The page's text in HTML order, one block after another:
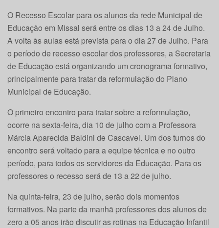
O Recesso Escolar para os alunos da rede Municipal de
Educação em Missal será entre os dias 13 a 24 de Julho.
A volta às aulas está prevista para o dia 27 de Julho. Para
o período de recesso escolar dos professores, a Secretaria
de Educação está organizando um cronograma formativo,
principalmente para tratar da reformulação do Plano
Municipal de Educação.
O primeiro encontro para tratar sobre a reformulação,
ocorre na sexta-feira, dia 10 de julho com a Professora
Márcia Aparecida Baldini de Cascavel. Um dos turnos do
encontro será voltado para a equipe técnica e no outro
período, para todos os servidores da Educação. Para os
professores o recesso será de 13 a 22 de julho.
Na quinta-feira, 23 de julho, serão dois momentos
formativos. Na parte da manhã professores dos alunos de
zero a 05 anos irão discutir as rotinas na Educação Infantil